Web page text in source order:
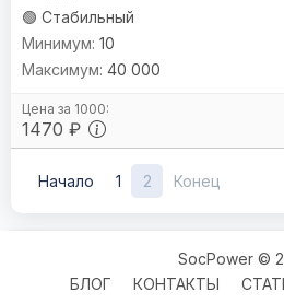
🟢 Стабильный
1470 ₽
10
40 000
Начало 1 2 Конец
SocPower ©
БЛОГ
КОНТАКТЫ